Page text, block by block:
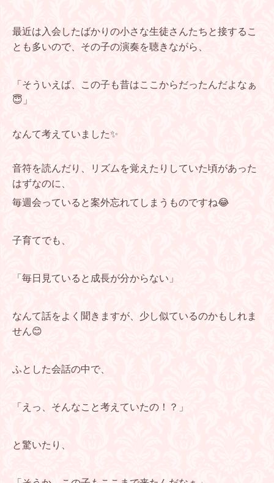
最近は入会したばかりの小さな生徒さんたちと接するこ
とも多いので、その子の演奏を聴きながら、
「そういえば、この子も昔はここからだったんだよなぁ
😇」
なんて考えていました✨
音符を読んだり、リズムを覚えたりしていた頃があった
はずなのに、
毎週会っていると案外忘れてしまうものですね😂
子育てでも、
「毎日見ていると成長が分からない」
なんて話をよく聞きますが、少し似ているのかもしれま
せん😊
ふとした会話の中で、
「えっ、そんなこと考えていたの！？」
と驚いたり、